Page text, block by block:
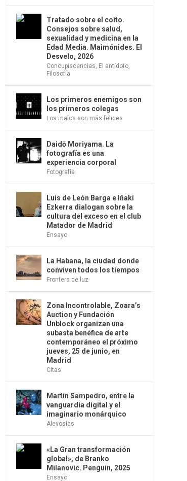
Tratado sobre el coito.
Consejos sobre salud,
sexualidad y medicina en la
Edad Media. Maimónides. El
Desvelo, 2026
Concupiscencias El antídoto
Filosofía
Los primeros enemigos son
los primeros colegas
Los malos son más felices
Daidō Moriyama. La
fotografía es una
experiencia corporal
Fotografía
Luis de León Barga e Iñaki
Ezkerra dialogan sobre la
cultura del exceso en el club
Matador de Madrid
Ensayo
La Habana, la ciudad donde
conviven todos los tiempos
Frontera de luz
Zona Incontrolable, Zoara’s
Auction y Fundación
Unblock organizan una
subasta benéfica de arte
contemporáneo el próximo
jueves, 25 de junio, en
Madrid
Citas
Martín Sampedro, entre la
vanguardia digital y el
imaginario monárquico
Alevosías
«La Gran transformación
global», de Branko
Milanovic. Penguin, 2025
Ensayo